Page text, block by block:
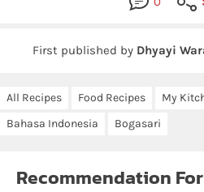
First published by Dhyayi
All Recipes Food Recipes My
Bahasa Indonesia
Bogasari
Recommendation